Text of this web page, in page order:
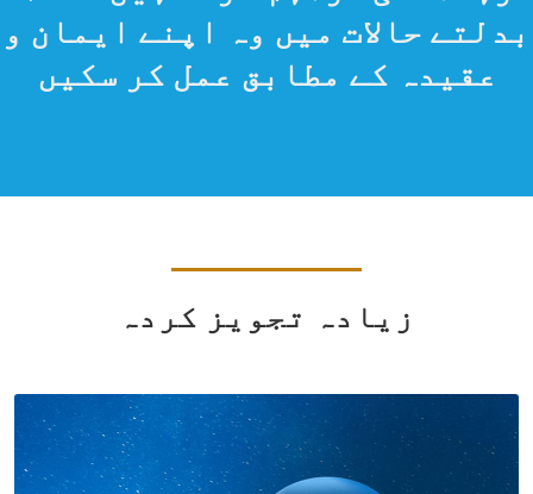
ہم مسلمانوں کو مناسب اور عملی
رہنمائی فراہم کرتے ہیں تاکہ
بدلتے حالات میں وہ اپنے ایمان و